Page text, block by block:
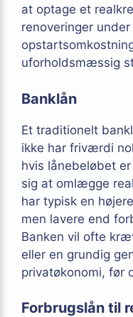
at optage et
renoveringer
uforholdsmæssig
Banklån
Et traditionelt
ikke har friværdi
hvis lånebeløbet
sig at omlægge
har typisk en
men lavere end
Banken vil ofte
eller en grundig
privatøkonomi, før
Forbrugslån til